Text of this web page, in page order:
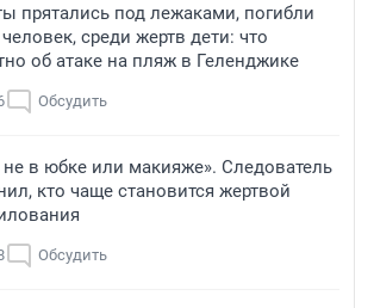
прятались под лежаками, погибли
среди жертв дети: что
об атаке на пляж в Геленджике
Обсудить
в юбке или макияже». Следователь
кто чаще становится жертвой
Обсудить